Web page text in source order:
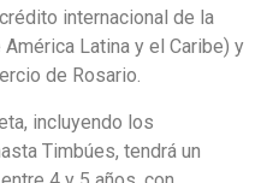
internacional de la
Latina y el Caribe) y
de Rosario.
incluyendo los
Timbúes, tendrá un